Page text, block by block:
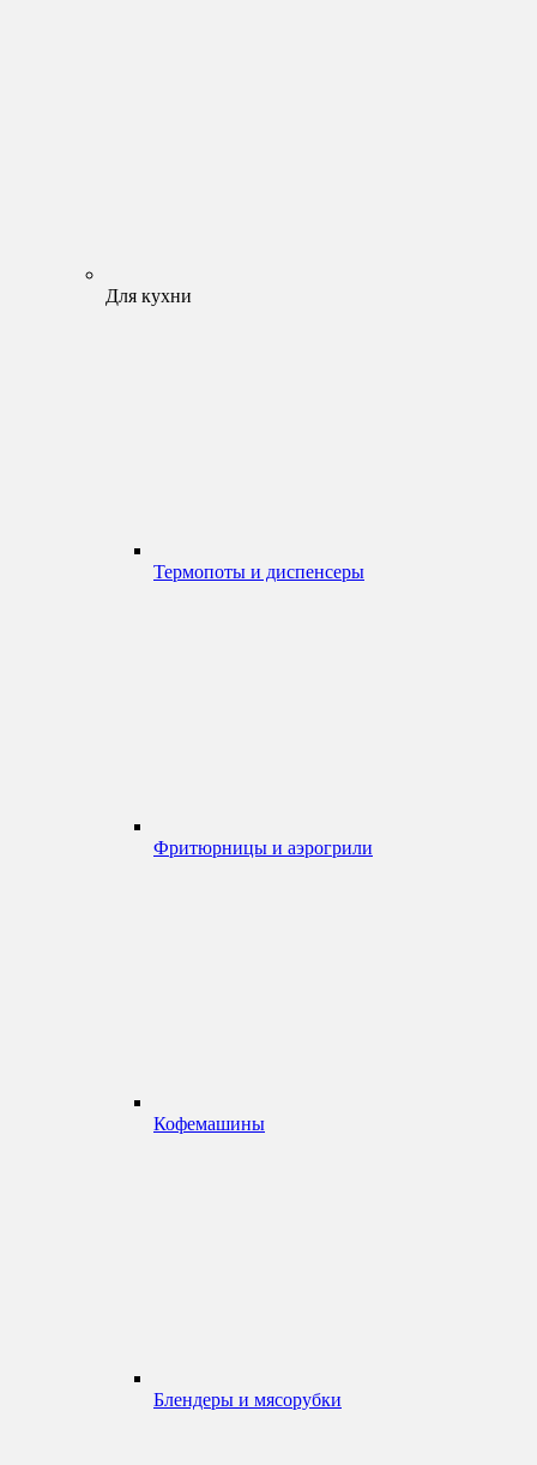
Для кухни
Термопоты и диспенсеры
Фритюрницы и аэрогрили
Кофемашины
Блендеры и мясорубки